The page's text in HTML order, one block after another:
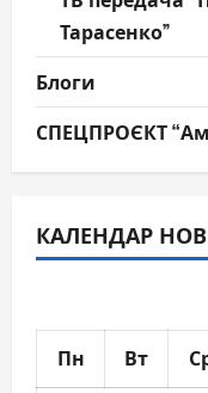
Тарасенко”
Блоги
СПЕЦПРОЄКТ
КАЛЕНДАР
Пн Вт